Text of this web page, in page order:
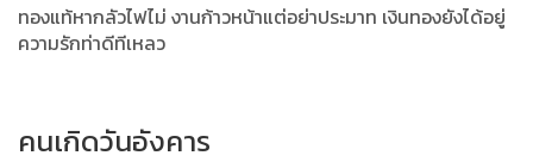
ทองแท้หากลัวไฟไม่ งานก้าวหน้าแต่อย่าประมาท เงินทองยังได้อยู่
ความรักท่าดีทีเหลว
คนเกิดวันอังคาร